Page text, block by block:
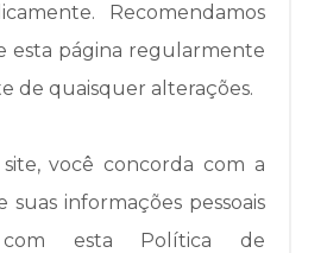
Recomendamos
esta página regularmente
de quaisquer alterações.
você concorda com a
suas informações pessoais
esta Política de